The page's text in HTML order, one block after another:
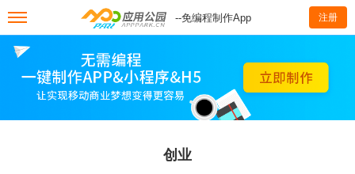
--免编程制作App 注册
创业